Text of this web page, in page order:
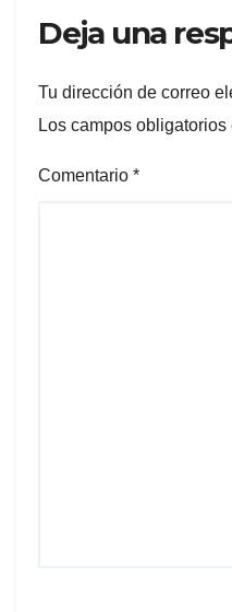
Deja una
Tu dirección de correo
Los campos
Comentario *